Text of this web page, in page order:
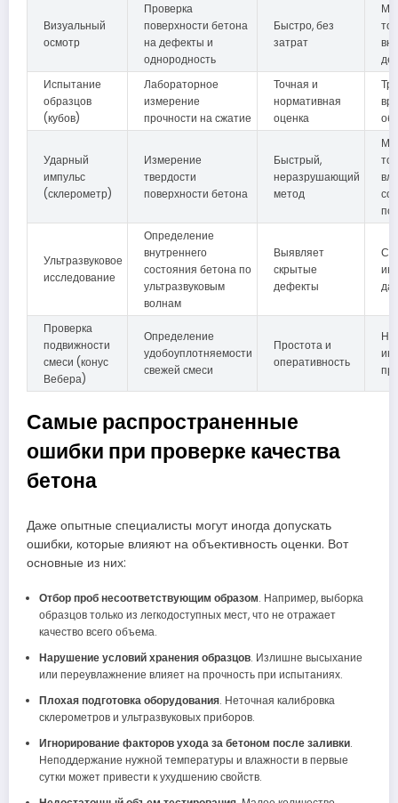
Визуальный
осмотр
Проверка
поверхности бетона
на дефекты и
однородность
Быстро, без
затрат
Испытание
образцов
(кубов)
Лабораторное
измерение
прочности на сжатие
Точная и
нормативная
оценка
Ударный
импульс
(склерометр)
Измерение
твердости
поверхности бетона
Быстрый,
неразрушающий
метод
Ультразвуковое
исследование
Определение
внутреннего
состояния бетона по
ультразвуковым
волнам
Выявляет
скрытые
дефекты
Проверка
подвижности
смеси (конус
Вебера)
Определение
удобоуплотняемости
свежей смеси
Простота и
оперативность
Не
Самые распространенные
ошибки при проверке качества
бетона
Даже опытные специалисты могут иногда допускать
ошибки, которые влияют на объективность оценки. Вот
основные из них:
Отбор проб несоответствующим образом. Например, выборка
образцов только из легкодоступных мест, что не отражает
качество всего объема.
Нарушение условий хранения образцов. Излишне высыхание
или переувлажнение влияет на прочность при испытаниях.
Плохая подготовка оборудования. Неточная калибровка
склерометров и ультразвуковых приборов.
Игнорирование факторов ухода за бетоном после заливки.
Неподдержание нужной температуры и влажности в первые
сутки может привести к ухудшению свойств.